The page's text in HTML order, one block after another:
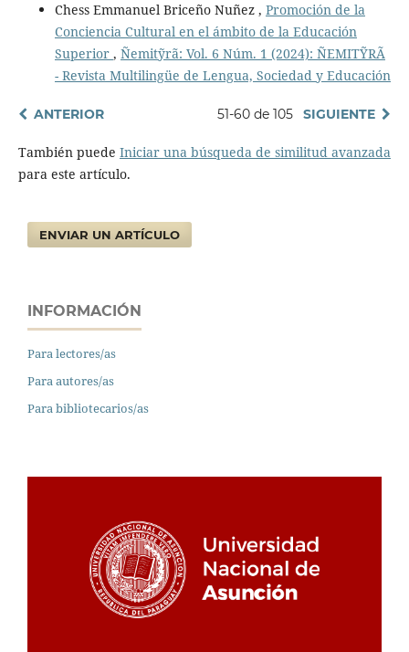
Chess Emmanuel Briceño Nuñez , Promoción de la
Conciencia Cultural en el ámbito de la Educación
Superior , Ñemitỹrã: Vol. 6 Núm. 1 (2024): ÑEMITỸRÃ
- Revista Multilingüe de Lengua, Sociedad y Educación
ANTERIOR 51-60 de 105 SIGUIENTE
También puede Iniciar una búsqueda de similitud avanzada
para este artículo.
ENVIAR UN ARTÍCULO
INFORMACIÓN
Para lectores/as
Para autores/as
Para bibliotecarios/as